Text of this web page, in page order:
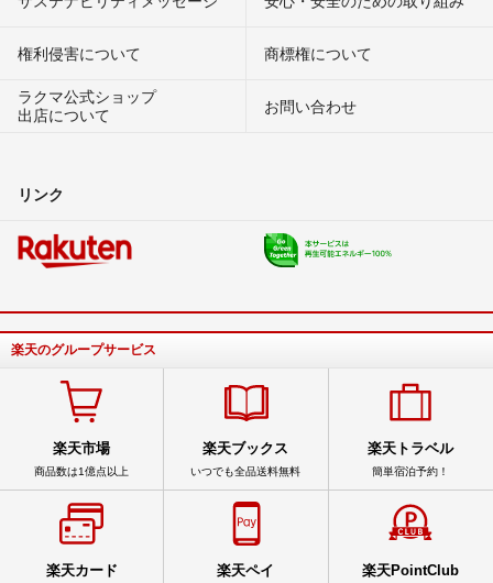
権利侵害について
商標権について
ラクマ公式ショップ
出店について
お問い合わせ
リンク
楽天のグループサービス
楽天市場
商品数は1億点以上
楽天ブックス
いつでも全品送料無料
楽天トラベル
簡単宿泊予約！
楽天カード 楽天ペイ 楽天PointClub